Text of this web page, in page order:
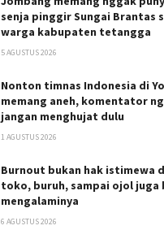
senja pinggir Sungai Brantas
warga kabupaten tetangga
5 AGUSTUS 2026
Nonton timnas Indonesia di
memang aneh, komentator
jangan menghujat dulu
1 AGUSTUS 2026
Burnout bukan hak istimewa
toko, buruh, sampai ojol juga
mengalaminya
6 AGUSTUS 2026